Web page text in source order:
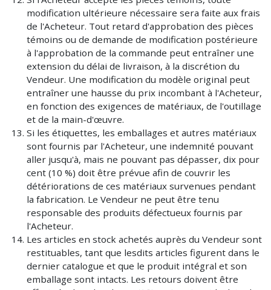
modification ultérieure nécessaire sera faite aux frais
de l'Acheteur. Tout retard d'approbation des pièces
témoins ou de demande de modification postérieure
à l'approbation de la commande peut entraîner une
extension du délai de livraison, à la discrétion du
Vendeur. Une modification du modèle original peut
entraîner une hausse du prix incombant à l'Acheteur,
en fonction des exigences de matériaux, de l'outillage
et de la main-d'œuvre.
Si les étiquettes, les emballages et autres matériaux
sont fournis par l'Acheteur, une indemnité pouvant
aller jusqu'à, mais ne pouvant pas dépasser, dix pour
cent (10 %) doit être prévue afin de couvrir les
détériorations de ces matériaux survenues pendant
la fabrication. Le Vendeur ne peut être tenu
responsable des produits défectueux fournis par
l'Acheteur.
Les articles en stock achetés auprès du Vendeur sont
restituables, tant que lesdits articles figurent dans le
dernier catalogue et que le produit intégral et son
emballage sont intacts. Les retours doivent être